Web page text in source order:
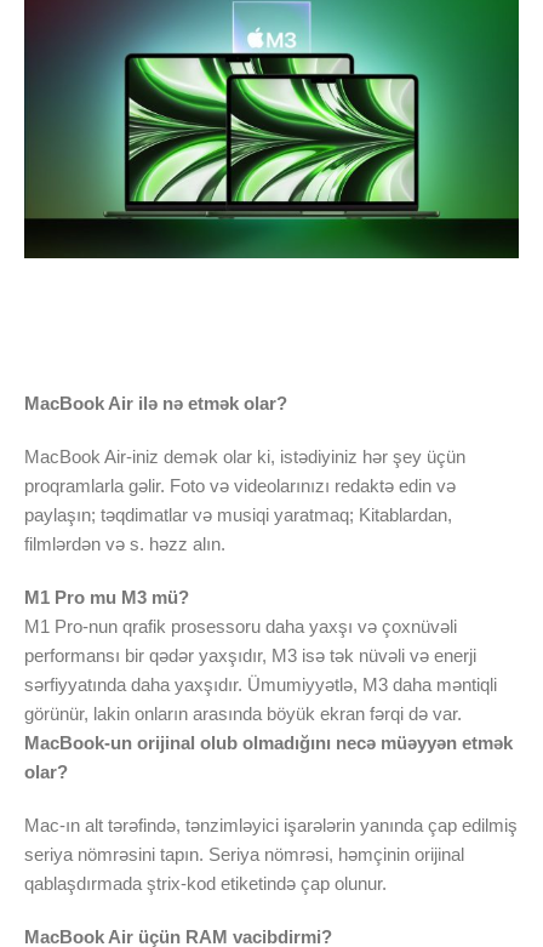
MacBook Air ilə nə etmək olar?
MacBook Air-iniz demək olar ki, istədiyiniz hər şey üçün
proqramlarla gəlir. Foto və videolarınızı redaktə edin və
paylaşın; təqdimatlar və musiqi yaratmaq; Kitablardan,
filmlərdən və s. həzz alın.
M1 Pro mu M3 mü?
M1 Pro-nun qrafik prosessoru daha yaxşı və çoxnüvəli
performansı bir qədər yaxşıdır, M3 isə tək nüvəli və enerji
sərfiyyatında daha yaxşıdır. Ümumiyyətlə, M3 daha məntiqli
görünür, lakin onların arasında böyük ekran fərqi də var.
MacBook-un orijinal olub olmadığını necə müəyyən etmək
olar?
Mac-ın alt tərəfində, tənzimləyici işarələrin yanında çap edilmiş
seriya nömrəsini tapın. Seriya nömrəsi, həmçinin orijinal
qablaşdırmada ştrix-kod etiketində çap olunur.
MacBook Air üçün RAM vacibdirmi?